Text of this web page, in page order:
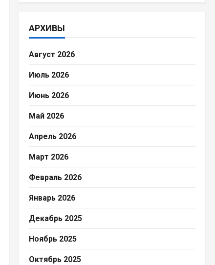
АРХИВЫ
Август 2026
Июль 2026
Июнь 2026
Май 2026
Апрель 2026
Март 2026
Февраль 2026
Январь 2026
Декабрь 2025
Ноябрь 2025
Октябрь 2025